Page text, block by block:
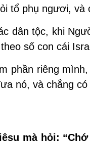
tổ phụ ngươi, và
dân tộc, khi
số con cái
phần riêng
nó, và chẳng
mà hỏi: